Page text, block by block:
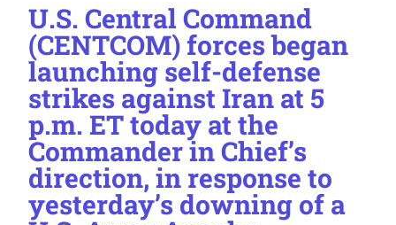
U.S. Central Command
(CENTCOM) forces began
launching self-defense
strikes against Iran at 5
p.m. ET today at the
Commander in Chief’s
direction, in response to
yesterday’s downing of a